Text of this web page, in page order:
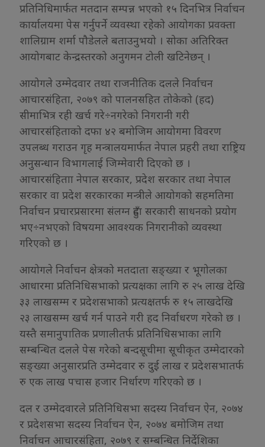
प्रतिनिधिमार्फत मतदान सम्पन्न भएको १५ दिनभित्र निर्वाचन
कार्यालयमा पेस गर्नुपर्ने व्यवस्था रहेको आयोगका प्रवक्ता
शालिग्राम शर्मा पौडेलले बताउनुभयो । सोका अतिरिक्त
आयोगबाट केन्द्रस्तरको अनुगमन टोली खटिनेछन् ।
आयोगले उम्मेदवार तथा राजनीतिक दलले निर्वाचन
आचारसंहिता, २०७९ को पालनसहित तोकेको (हद)
सीमाभित्र रही खर्च गरे÷नगरेको निगरानी गरी
आचारसंहिताको दफा ४२ बमोजिम आयोगमा विवरण
उपलब्ध गराउन गृह मन्त्रालयमार्फत नेपाल प्रहरी तथा राष्ट्रिय
अनुसन्धान विभागलाई जिम्मेवारी दिएको छ ।
आचारसंहिताा नेपाल सरकार, प्रदेश सरकार तथा नेपाल
सरकार वा प्रदेश सरकारका मन्त्रीले आयोगको सहमतिमा
निर्वाचन प्रचारप्रसारमा संलग्न हुँदा सरकारी साधनको प्रयोग
भए÷नभएको विषयमा आवश्यक निगरानीको व्यवस्था
गरिएको छ ।
आयोगले निर्वाचन क्षेत्रको मतदाता सङ्ख्या र भूगोलका
आधारमा प्रतिनिधिसभाको प्रत्यक्षका लागि रु २५ लाख देखि
३३ लाखसम्म र प्रदेशसभाको प्रत्यक्षतर्फ रु १५ लाखदेखि
२३ लाखसम्म खर्च गर्न पाउने गरी हद निर्वाधरण गरेको छ ।
यस्तै समानुपातिक प्रणालीतर्फ प्रतिनिधिसभाका लागि
सम्बन्धित दलले पेस गरेको बन्दसूचीमा सूचीकृत उम्मेदारको
सङ्ख्या अनुसारप्रति उम्मेदवार रु दुई लाख र प्रदेशसभातर्फ
रु एक लाख पचास हजार निर्धारण गरिएको छ ।
दल र उम्मेदवारले प्रतिनिधिसभा सदस्य निर्वाचन ऐन, २०७४
र प्रदेशसभा सदस्य निर्वाचन ऐन, २०७४ बमोजिम तथा
निर्वाचन आचारसंहिता, २०७९ र सम्बन्धित निर्देशिका